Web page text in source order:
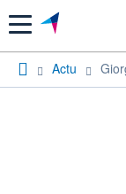
Menu
Actu